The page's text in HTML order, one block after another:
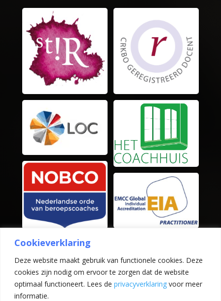
Cookieverklaring
Deze website maakt gebruik van functionele cookies. Deze
cookies zijn nodig om ervoor te zorgen dat de website
optimaal functioneert. Lees de privacyverklaring voor meer
informatie.
Artikelen